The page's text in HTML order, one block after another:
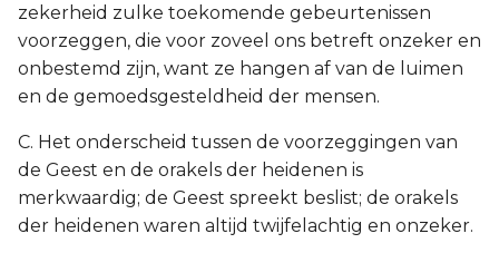
zekerheid zulke toekomende gebeurtenissen
voorzeggen, die voor zoveel ons betreft onzeker en
onbestemd zijn, want ze hangen af van de luimen
en de gemoedsgesteldheid der mensen.
C. Het onderscheid tussen de voorzeggingen van
de Geest en de orakels der heidenen is
merkwaardig; de Geest spreekt beslist; de orakels
der heidenen waren altijd twijfelachtig en onzeker.